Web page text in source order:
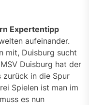
Expertentipp
aufeinander.
mit, Duisburg sucht
Duisburg hat der
zurück in die Spur
Spielen ist man im
es nun